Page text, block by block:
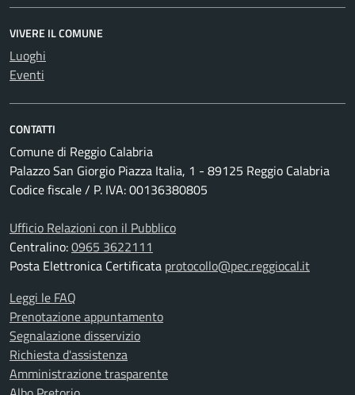
VIVERE IL COMUNE
Luoghi
Eventi
CONTATTI
Comune di Reggio Calabria
Palazzo San Giorgio Piazza Italia, 1 - 89125 Reggio Calabria
Codice fiscale / P. IVA: 00136380805
Ufficio Relazioni con il Pubblico
Centralino:0965 3622111
Posta Elettronica Certificata protocollo@pec.reggiocal.it
Leggi le FAQ
Prenotazione appuntamento
Segnalazione disservizio
Richiesta d'assistenza
Amministrazione trasparente